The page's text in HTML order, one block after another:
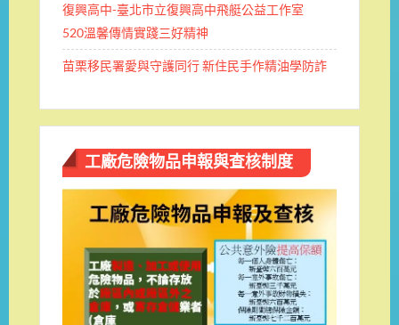
復興高中-臺北市立復興高中飛艇公益工作室
520溫馨傳情實踐三好精神
苗栗移民署愛與守護同行 新住民手作精油學防詐
工廠危險物品申報與查核制度